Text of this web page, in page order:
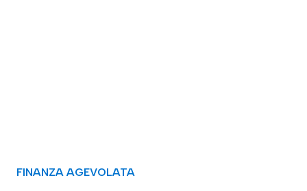
FINANZA AGEVOLATA